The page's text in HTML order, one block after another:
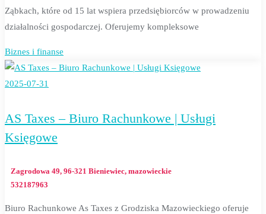
Ząbkach, które od 15 lat wspiera przedsiębiorców w prowadzeniu
działalności gospodarczej. Oferujemy kompleksowe
Biznes i finanse
2025-07-31
AS Taxes – Biuro Rachunkowe | Usługi
Księgowe
Zagrodowa 49, 96-321 Bieniewiec, mazowieckie
532187963
Biuro Rachunkowe As Taxes z Grodziska Mazowieckiego oferuje